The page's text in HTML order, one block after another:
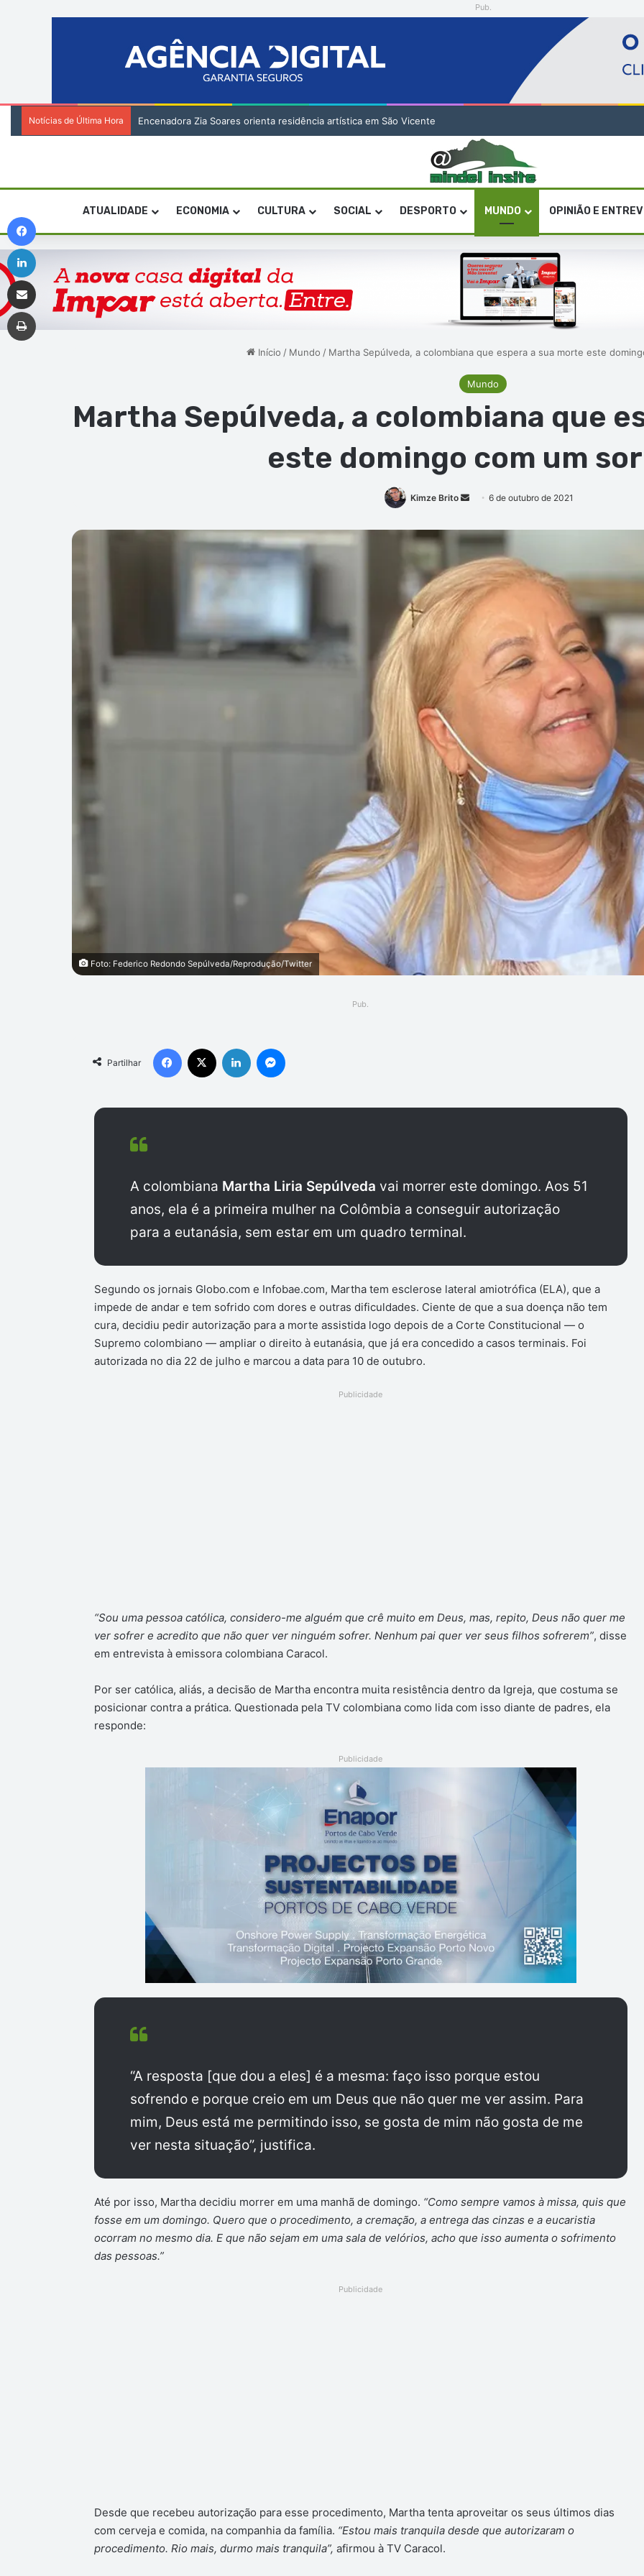
Pub.
Notícias de Última Hora Encenadora Zia Soares orienta residência artística em São Vicente
ATUALIDADE ECONOMIA CULTURA SOCIAL DESPORTO MUNDO OPINIÃO E
Início / Mundo / Martha Sepúlveda, a colombiana que espera a sua morte este
Mundo
Martha Sepúlveda, a colombiana que
este domingo com um
Kimze Brito
Mande
e-
6 de outubro de 2021
Foto: Federico Redondo Sepúlveda/Reprodução/Twitter
Pub.
Partilhar
Facebook Linkedin
A colombiana Martha Liria Sepúlveda vai morrer este domingo. Aos 51
anos, ela é a primeira mulher na Colômbia a conseguir autorização
para a eutanásia, sem estar em um quadro terminal.
Segundo os jornais Globo.com e Infobae.com, Martha tem esclerose lateral amiotrófica (ELA), que a
impede de andar e tem sofrido com dores e outras dificuldades. Ciente de que a sua doença não tem
cura, decidiu pedir autorização para a morte assistida logo depois de a Corte Constitucional — o
Supremo colombiano — ampliar o direito à eutanásia, que já era concedido a casos terminais. Foi
autorizada no dia 22 de julho e marcou a data para 10 de outubro.
Publicidade
“Sou uma pessoa católica, considero-me alguém que crê muito em Deus, mas, repito, Deus não quer me
ver sofrer e acredito que não quer ver ninguém sofrer. Nenhum pai quer ver seus filhos sofrerem”, disse
em entrevista à emissora colombiana Caracol.
Por ser católica, aliás, a decisão de Martha encontra muita resistência dentro da Igreja, que costuma se
posicionar contra a prática. Questionada pela TV colombiana como lida com isso diante de padres, ela
responde:
Publicidade
“A resposta [que dou a eles] é a mesma: faço isso porque estou
sofrendo e porque creio em um Deus que não quer me ver assim. Para
mim, Deus está me permitindo isso, se gosta de mim não gosta de me
ver nesta situação”, justifica.
Até por isso, Martha decidiu morrer em uma manhã de domingo. “Como sempre vamos à missa, quis que
fosse em um domingo. Quero que o procedimento, a cremação, a entrega das cinzas e a eucaristia
ocorram no mesmo dia. E que não sejam em uma sala de velórios, acho que isso aumenta o sofrimento
das pessoas.”
Publicidade
Desde que recebeu autorização para esse procedimento, Martha tenta aproveitar os seus últimos dias
com cerveja e comida, na companhia da família. “Estou mais tranquila desde que autorizaram o
procedimento. Rio mais, durmo mais tranquila”, afirmou à TV Caracol.
Linkedin
Imprimir